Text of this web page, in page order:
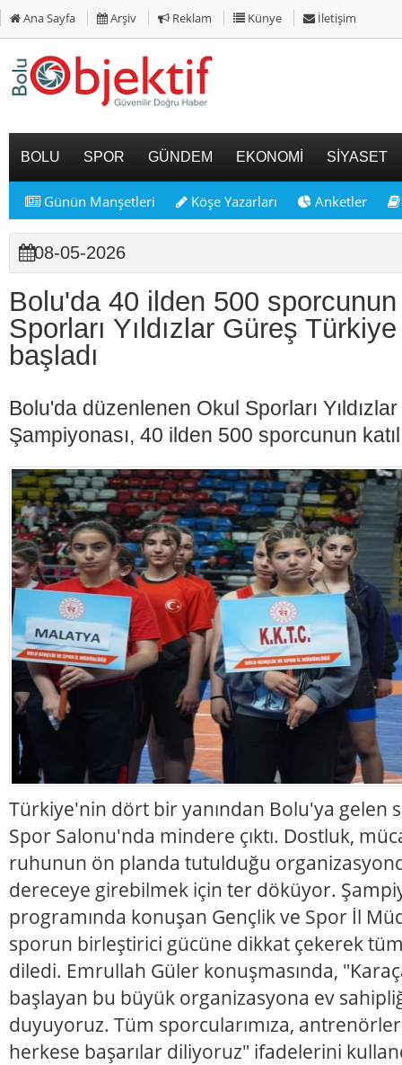
Ana Sayfa Arşiv Reklam Künye İletişim
BOLU SPOR GÜNDEM EKONOMİ SİYASET
Günün Manşetleri Köşe Yazarları Anketler
08-05-2026
Bolu'da 40 ilden 500 sporcunun
Sporları Yıldızlar Güreş
başladı
Bolu'da düzenlenen Okul Sporları
Şampiyonası, 40 ilden 500 sporcunun
Türkiye'nin dört bir yanından Bolu'ya gelen
Spor Salonu'nda mindere çıktı. Dostluk,
ruhunun ön planda tutulduğu
dereceye girebilmek için ter döküyor.
programında konuşan Gençlik ve Spor İl
sporun birleştirici gücüne dikkat çekerek
diledi. Emrullah Güler konuşmasında,
başlayan bu büyük organizasyona ev
duyuyoruz. Tüm sporcularımıza,
herkese başarılar diliyoruz" ifadelerini